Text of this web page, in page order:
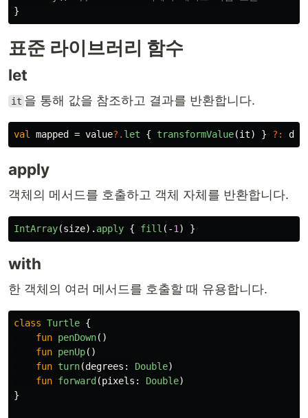
}
표준 라이브러리 함수
let
it 을 통해 값을 참조하고 결과를 반환합니다.
val mapped = value?. let { transformValue(it) } ?:
apply
객체의 메서드를 호출하고 객체 자체를 반환합니다.
IntArray(size). apply { fill (-1 ) }
with
한 객체의 여러 메서드를 호출할 때 유용합니다.
class Turtle {
fun penDown()
fun penUp()
fun turn(degrees : Double)
fun forward (pixels : Double)
}